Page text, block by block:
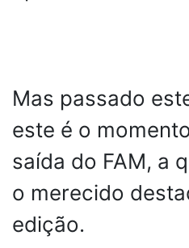
Mas passado
este é o
saída do FAM, a
o merecido
edição.